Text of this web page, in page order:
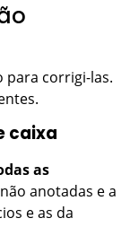
para corrigi-las.
caixa
as
anotadas e a
e as da